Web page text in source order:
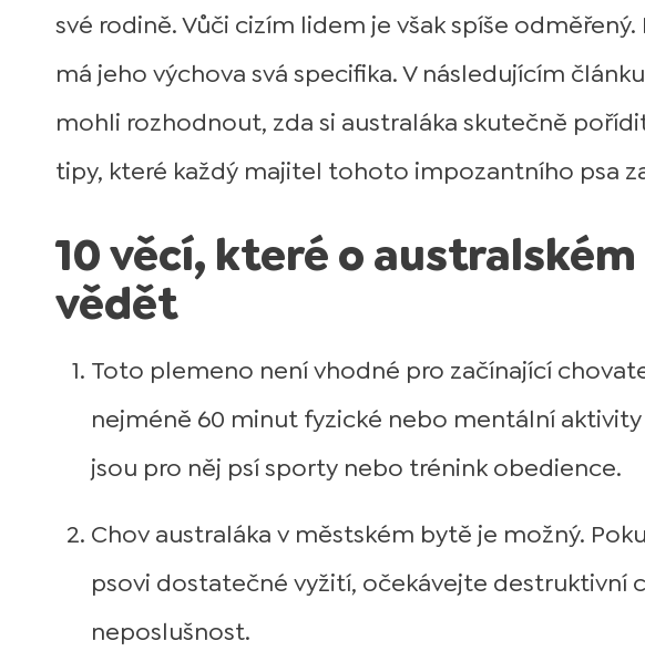
své rodině. Vůči cizím lidem je však spíše
má jeho výchova svá specifika. V následujícím
mohli rozhodnout, zda si australáka skutečně
tipy, které každý majitel tohoto impozantního psa
10 věcí, které o
vědět
Toto plemeno není vhodné pro začínající
nejméně 60 minut fyzické nebo mentální
jsou pro něj psí sporty nebo trénink obedience.
Chov australáka v městském bytě je možný.
psovi dostatečné vyžití, očekávejte destruktivní
neposlušnost.